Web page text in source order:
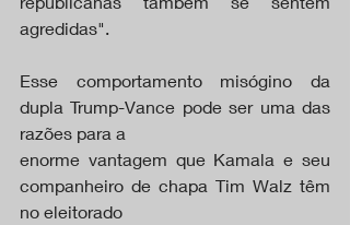
agredidas".
Esse comportamento misógino da
dupla Trump-Vance pode ser uma das
razões para a
enorme vantagem que Kamala e seu
companheiro de chapa Tim Walz têm
no eleitorado